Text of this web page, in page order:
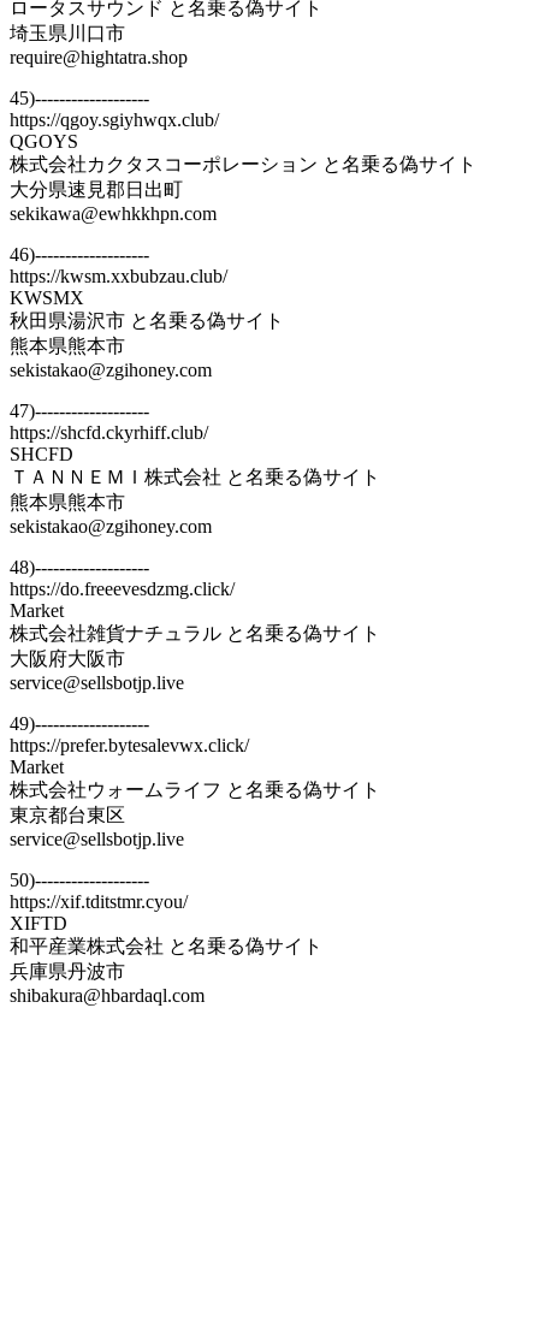
ロータスサウンド と名乗る偽サイト
埼玉県川口市
require@hightatra.shop
45)-------------------
https://qgoy.sgiyhwqx.club/
QGOYS
株式会社カクタスコーポレーション と名乗る偽サイト
大分県速見郡日出町
sekikawa@ewhkkhpn.com
46)-------------------
https://kwsm.xxbubzau.club/
KWSMX
秋田県湯沢市 と名乗る偽サイト
熊本県熊本市
sekistakao@zgihoney.com
47)-------------------
https://shcfd.ckyrhiff.club/
SHCFD
ＴＡＮＮＥＭＩ株式会社 と名乗る偽サイト
熊本県熊本市
sekistakao@zgihoney.com
48)-------------------
https://do.freeevesdzmg.click/
Market
株式会社雑貨ナチュラル と名乗る偽サイト
大阪府大阪市
service@sellsbotjp.live
49)-------------------
https://prefer.bytesalevwx.click/
Market
株式会社ウォームライフ と名乗る偽サイト
東京都台東区
service@sellsbotjp.live
50)-------------------
https://xif.tditstmr.cyou/
XIFTD
和平産業株式会社 と名乗る偽サイト
兵庫県丹波市
shibakura@hbardaql.com